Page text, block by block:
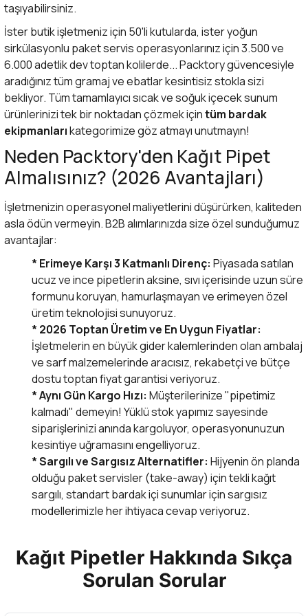
taşıyabilirsiniz.
İster butik işletmeniz için 50'li kutularda, ister yoğun
sirkülasyonlu paket servis operasyonlarınız için 3.500 ve
6.000 adetlik dev toptan kolilerde... Packtory güvencesiyle
aradığınız tüm gramaj ve ebatlar kesintisiz stokla sizi
bekliyor. Tüm tamamlayıcı sıcak ve soğuk içecek sunum
ürünlerinizi tek bir noktadan çözmek içintüm bardak
ekipmanlarıkategorimize göz atmayı unutmayın!
Neden Packtory'den Kağıt Pipet
Almalısınız? (2026 Avantajları)
İşletmenizin operasyonel maliyetlerini düşürürken, kaliteden
asla ödün vermeyin. B2B alımlarınızda size özel sunduğumuz
avantajlar:
* Erimeye Karşı 3 Katmanlı Direnç: Piyasada satılan
ucuz ve ince pipetlerin aksine, sıvı içerisinde uzun süre
formunu koruyan, hamurlaşmayan ve erimeyen özel
üretim teknolojisi sunuyoruz.
* 2026 Toptan Üretim ve En Uygun Fiyatlar:
İşletmelerin en büyük gider kalemlerinden olan ambalaj
ve sarf malzemelerinde aracısız, rekabetçi ve bütçe
dostu toptan fiyat garantisi veriyoruz.
* Aynı Gün Kargo Hızı: Müşterilerinize "pipetimiz
kalmadı" demeyin! Yüklü stok yapımız sayesinde
siparişlerinizi anında kargoluyor, operasyonunuzun
kesintiye uğramasını engelliyoruz.
* Sargılı ve Sargısız Alternatifler: Hijyenin ön planda
olduğu paket servisler (take-away) için tekli kağıt
sargılı, standart bardak içi sunumlar için sargısız
modellerimizle her ihtiyaca cevap veriyoruz.
Kağıt Pipetler Hakkında Sıkça
Sorulan Sorular